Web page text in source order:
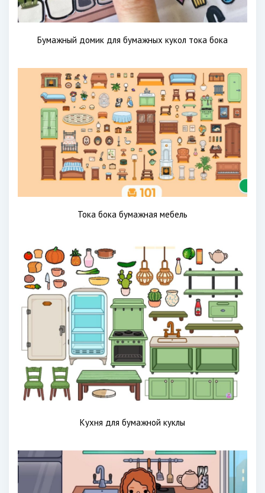
Бумажный домик для бумажных кукол тока бока
Тока бока бумажная мебель
Кухня для бумажной куклы